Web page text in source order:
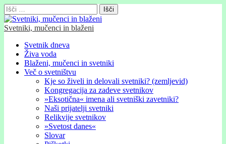
Išči:
Svetniki, mučenci in blaženi
Glavni
meni
Skip
content
Svetnik dneva
Živa voda
Blaženi, mučenci in svetniki
Več o svetništvu
Kje so živeli in delovali svetniki? (zemljevid)
Kongregacija za zadeve svetnikov
»Eksotična« imena ali svetniški zavetniki?
Naši prijatelji svetniki
Relikvije svetnikov
»Svetost danes«
Slovar